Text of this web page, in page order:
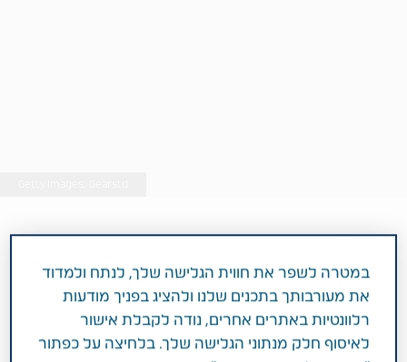
מאת: קובי דהן
במטרה לשפר את חווית הגלישה שלך, לנתח ולמדוד
את מעורבותך בתכנים שלנו ולהציג בפניך מודעות
רלוונטיות באתרים אחרים, נודה לקבלת אישור
לאיסוף חלק מנתוני הגלישה שלך. בלחיצה על כפתור